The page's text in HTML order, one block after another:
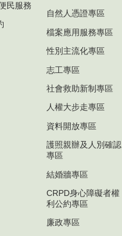
民服務
自然人憑證專區
檔案應用服務專區
性別主流化專區
志工專區
社會救助新制專區
人權大步走專區
資料開放專區
護照親辦及人別確認
專區
結婚牆專區
CRPD身心障礙者權
利公約專區
廉政專區